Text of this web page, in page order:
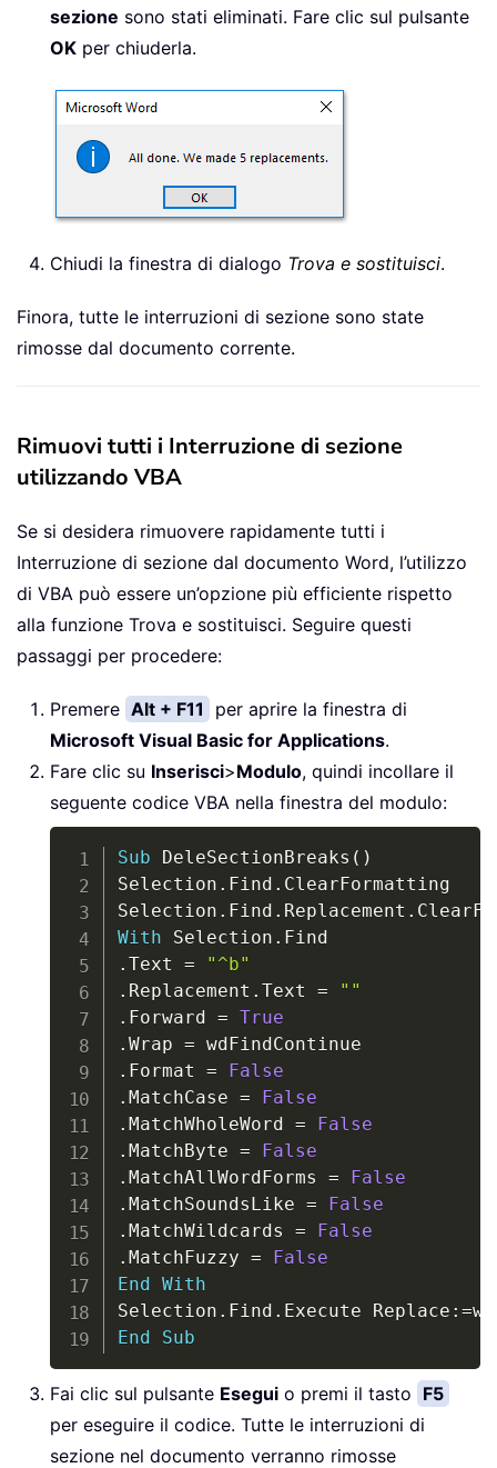
sezione sono stati eliminati. Fare clic sul pulsante
OK per chiuderla.
Chiudi la finestra di dialogo Trova e sostituisci.
Finora, tutte le interruzioni di sezione sono state
rimosse dal documento corrente.
Rimuovi tutti i Interruzione di sezione
utilizzando VBA
Se si desidera rimuovere rapidamente tutti i
Interruzione di sezione dal documento Word, l’utilizzo
di VBA può essere un’opzione più efficiente rispetto
alla funzione Trova e sostituisci. Seguire questi
passaggi per procedere:
Premere Alt + F11
per aprire la finestra di
Microsoft Visual Basic for Applications.
Fare clic su Inserisci>Modulo, quindi incollare il
seguente codice VBA nella finestra del modulo:
Sub DeleSectionBreaks ( )
Selection . Find . ClearFormatting
Selection . Find . Replacement .
With Selection .
. Text =
"^b"
. Replacement . Text =
""
. Forward = True
. Wrap =
. Format =
False
. MatchCase =
False
. MatchWholeWord =
False
. MatchByte =
False
. MatchAllWordForms =
False
. MatchSoundsLike =
False
. MatchWildcards =
False
. MatchFuzzy =
False
End With
Selection . Find . Execute Replace : =
End
Sub
Fai clic sul pulsante Esegui o premi il tasto F5
per eseguire il codice. Tutte le interruzioni di
sezione nel documento verranno rimosse